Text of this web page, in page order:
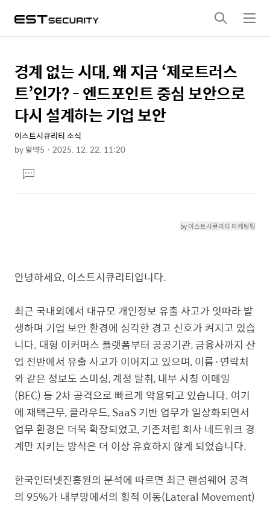
검
색
메
뉴
상
세
컨
텐
츠
본
문
제
목
경계 없는 시대, 왜 지금 ‘제로트러스
트’인가? - 엔드포인트 중심 보안으로
다시 설계하는 기업 보안
이스트시큐리티 소식
by알약5 2025. 12. 22. 11:20
문댓
글
by 이스트시큐리티 마케팅팀
안녕하세요, 이스트시큐리티입니다.
최근 국내외에서 대규모 개인정보 유출 사고가 잇따라 발
생하며 기업 보안 환경에 심각한 경고 신호가 켜지고 있습
니다. 대형 이커머스 플랫폼부터 공공기관, 금융사까지 산
업 전반에서 유출 사고가 이어지고 있으며, 이름·연락처
와 같은 정보도 스미싱, 계정 탈취, 내부 사칭 이메일
(BEC) 등 2차 공격으로 빠르게 악용되고 있습니다. 여기
에 재택근무, 클라우드, SaaS 기반 업무가 일상화되면서
업무 환경은 더욱 확장되었고, 기존처럼 회사 네트워크 경
계만 지키는 방식은 더 이상 유효하지 않게 되었습니다.
한국인터넷진흥원의 분석에 따르면 최근 랜섬웨어 공격
의 95%가 내부망에서의 횡적 이동(Lateral Movement)